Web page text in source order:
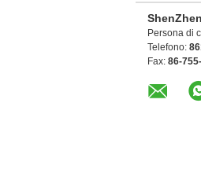
Persona di
Telefono:
Fax: 86-